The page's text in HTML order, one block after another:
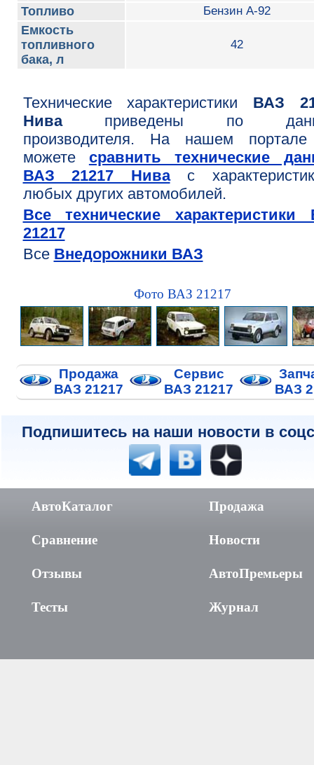
Топливо Бензин А-92
Емкость
топливного
бака, л
42
Технические характеристики ВАЗ
Ниваприведены по
производителя. На нашем
можете сравнить технические
ВАЗ 21217 Нивас
любых других автомобилей.
Все технические характеристики
21217
Все Внедорожники ВАЗ
Фото ВАЗ 21217
Продажа
ВАЗ 21217
Сервис
ВАЗ 21217
ВАЗ
Подпишитесь на наши новости в
АвтоКаталог
Сравнение
Отзывы
Тесты
Продажа
Новости
АвтоПремьеры
Журнал